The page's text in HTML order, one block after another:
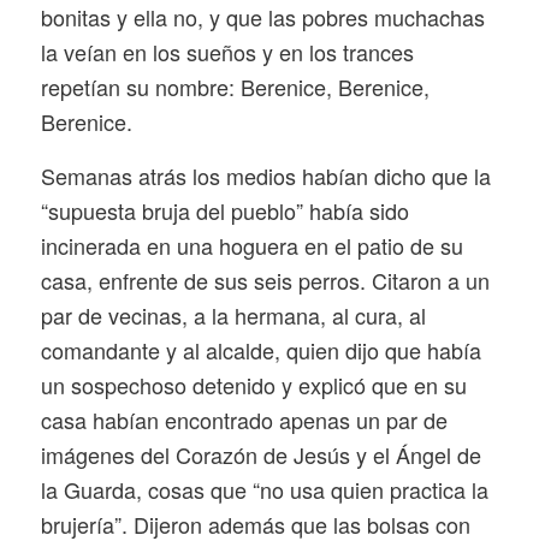
bonitas y ella no, y que las pobres muchachas
la veían en los sueños y en los trances
repetían su nombre: Berenice, Berenice,
Berenice.
Semanas atrás los medios habían dicho que la
“supuesta bruja del pueblo” había sido
incinerada en una hoguera en el patio de su
casa, enfrente de sus seis perros. Citaron a un
par de vecinas, a la hermana, al cura, al
comandante y al alcalde, quien dijo que había
un sospechoso detenido y explicó que en su
casa habían encontrado apenas un par de
imágenes del Corazón de Jesús y el Ángel de
la Guarda, cosas que “no usa quien practica la
brujería”. Dijeron además que las bolsas con